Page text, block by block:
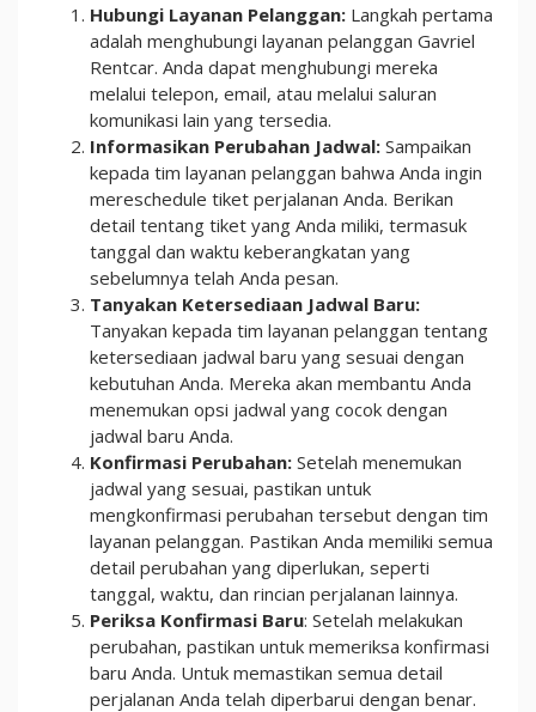
Hubungi Layanan Pelanggan: Langkah pertama
adalah menghubungi layanan pelanggan Gavriel
Rentcar. Anda dapat menghubungi mereka
melalui telepon, email, atau melalui saluran
komunikasi lain yang tersedia.
Informasikan Perubahan Jadwal: Sampaikan
kepada tim layanan pelanggan bahwa Anda ingin
mereschedule tiket perjalanan Anda. Berikan
detail tentang tiket yang Anda miliki, termasuk
tanggal dan waktu keberangkatan yang
sebelumnya telah Anda pesan.
Tanyakan Ketersediaan Jadwal Baru:
Tanyakan kepada tim layanan pelanggan tentang
ketersediaan jadwal baru yang sesuai dengan
kebutuhan Anda. Mereka akan membantu Anda
menemukan opsi jadwal yang cocok dengan
jadwal baru Anda.
Konfirmasi Perubahan: Setelah menemukan
jadwal yang sesuai, pastikan untuk
mengkonfirmasi perubahan tersebut dengan tim
layanan pelanggan. Pastikan Anda memiliki semua
detail perubahan yang diperlukan, seperti
tanggal, waktu, dan rincian perjalanan lainnya.
Periksa Konfirmasi Baru: Setelah melakukan
perubahan, pastikan untuk memeriksa konfirmasi
baru Anda. Untuk memastikan semua detail
perjalanan Anda telah diperbarui dengan benar.